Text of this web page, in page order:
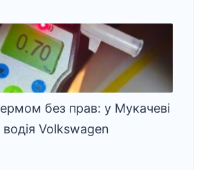
без прав: у Мукачеві
Volkswagen